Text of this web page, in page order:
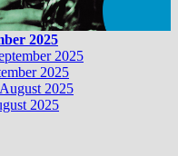
2025
2025
2025